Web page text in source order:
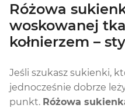
Różowa
woskowanej
kołnierzem –
Jeśli szukasz sukienki,
jednocześnie dobrze
punkt. Różowa